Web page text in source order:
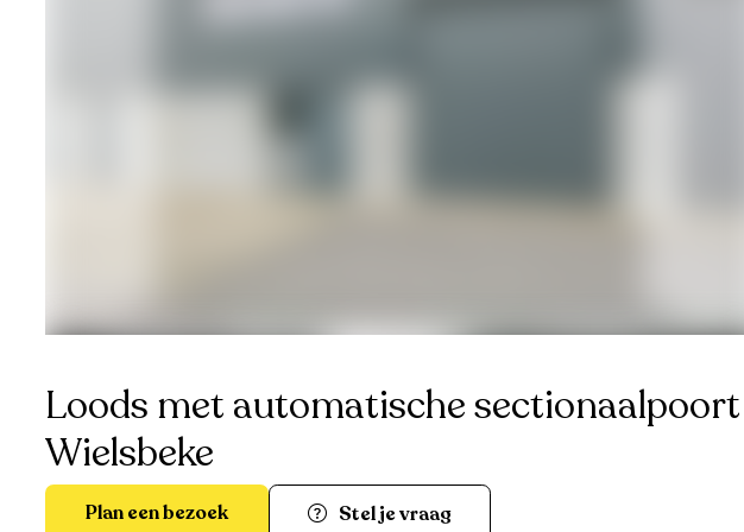
Loods met automatische
Wielsbeke
Plan een bezoek Stel je vraag